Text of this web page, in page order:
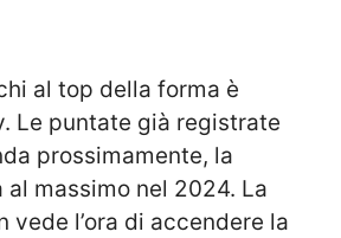
al top della forma è
Le puntate già registrate
prossimamente, la
massimo nel 2024. La
vede l’ora di accendere la